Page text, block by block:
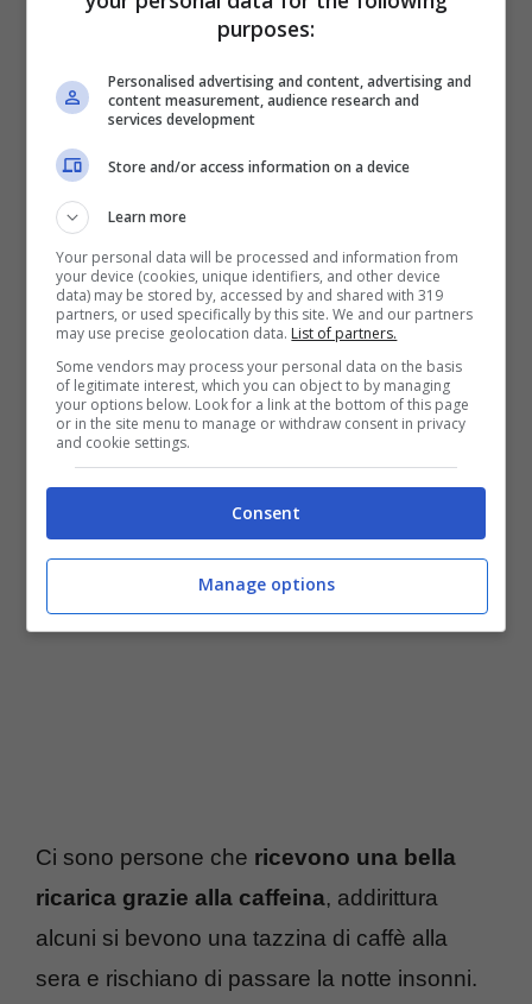
sarebbe tutta nei geni:
effetto ricaricante, grazie a una buona tazza
di caffè.
Ci sono persone che ricevono una bella
ricarica grazie alla caffeina, addirittura
alcuni si bevono una tazzina di caffè alla
sera e rischiano di passare la notte insonni.
purposes:
Personalised advertising and content, advertising and
content measurement, audience research and
services development
Store and/or access information on a device
Learn more
Your personal data will be processed and information from
your device (cookies, unique identifiers, and other device
data) may be stored by, accessed by and shared with 319
partners, or used specifically by this site. We and our partners
may use precise geolocation data. List of partners.
Some vendors may process your personal data on the basis
of legitimate interest, which you can object to by managing
your options below. Look for a link at the bottom of this page
or in the site menu to manage or withdraw consent in privacy
and cookie settings.
Consent
Manage options